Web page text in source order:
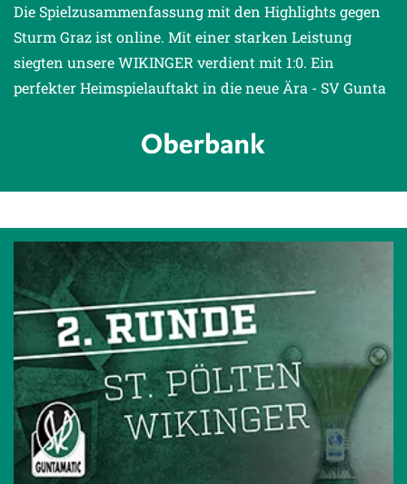
Die Spielzusammenfassung mit den Highlights gegen
Sturm Graz ist online. Mit einer starken Leistung
siegten unsere WIKINGER verdient mit 1:0. Ein
perfekter Heimspielauftakt in die neue Ära - SV Gunta